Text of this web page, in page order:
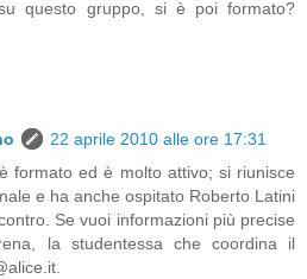
questo gruppo, si è poi formato?
22 aprile 2010 alle ore 17:31
formato ed è molto attivo; si riunisce
e ha anche ospitato Roberto Latini
Se vuoi informazioni più precise
la studentessa che coordina il